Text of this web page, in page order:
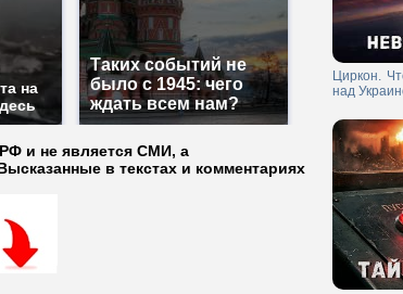
на
Таких событий не
было с 1945: чего
ждать всем нам?
и не является СМИ, а
в текстах и комментариях
Циркон.
над